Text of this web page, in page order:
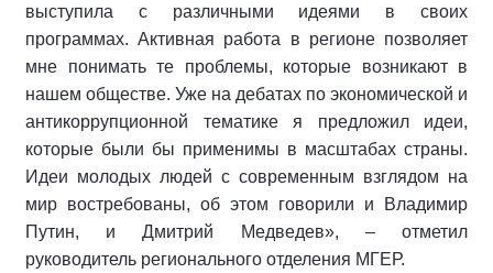
выступила с различными идеями в своих
программах. Активная работа в регионе позволяет
мне понимать те проблемы, которые возникают в
нашем обществе. Уже на дебатах по экономической и
антикоррупционной тематике я предложил идеи,
которые были бы применимы в масштабах страны.
Идеи молодых людей с современным взглядом на
мир востребованы, об этом говорили и Владимир
Путин, и Дмитрий Медведев», – отметил
руководитель регионального отделения МГЕР.